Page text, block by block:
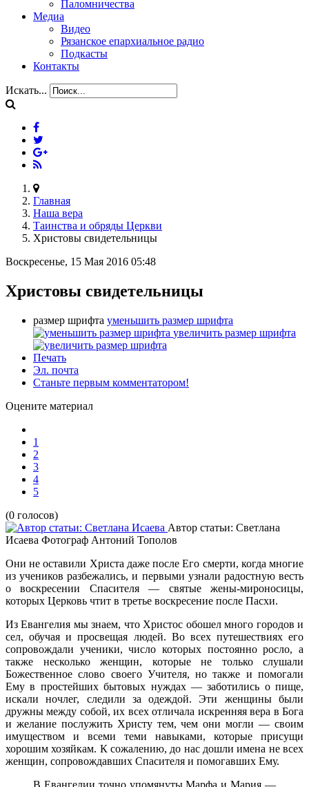
Паломничества
Медиа
Видео
Рязанское епархиальное радио
Подкасты
Контакты
Искать...
Главная
Наша вера
Таинства и обряды Церкви
Христовы свидетельницы
Воскресенье, 15 Мая 2016 05:48
Христовы свидетельницы
размер шрифта уменьшить размер шрифта
увеличить размер шрифта
Печать
Эл. почта
Станьте первым комментатором!
Оцените материал
1
2
3
4
5
(0 голосов)
Автор статьи: Светлана
Исаева Фотограф Антоний Тополов
Они не оставили Христа даже после Его смерти, когда многие
из учеников разбежались, и первыми узнали радостную весть
о воскресении Спасителя — святые жены-мироносицы,
которых Церковь чтит в третье воскресение после Пасхи.
Из Евангелия мы знаем, что Христос обошел много городов и
сел, обучая и просвещая людей. Во всех путешествиях его
сопровождали ученики, число которых постоянно росло, а
также несколько женщин, которые не только слушали
Божественное слово своего Учителя, но также и помогали
Ему в простейших бытовых нуждах — заботились о пище,
искали ночлег, следили за одеждой. Эти женщины были
дружны между собой, их всех отличала искренняя вера в Бога
и желание послужить Христу тем, чем они могли — своим
имуществом и всеми теми навыками, которые присущи
хорошим хозяйкам. К сожалению, до нас дошли имена не всех
женщин, сопровождавших Спасителя и помогавших Ему.
В Евангелии точно упомянуты Марфа и Мария —